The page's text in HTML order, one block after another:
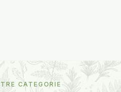
CATEGORIE